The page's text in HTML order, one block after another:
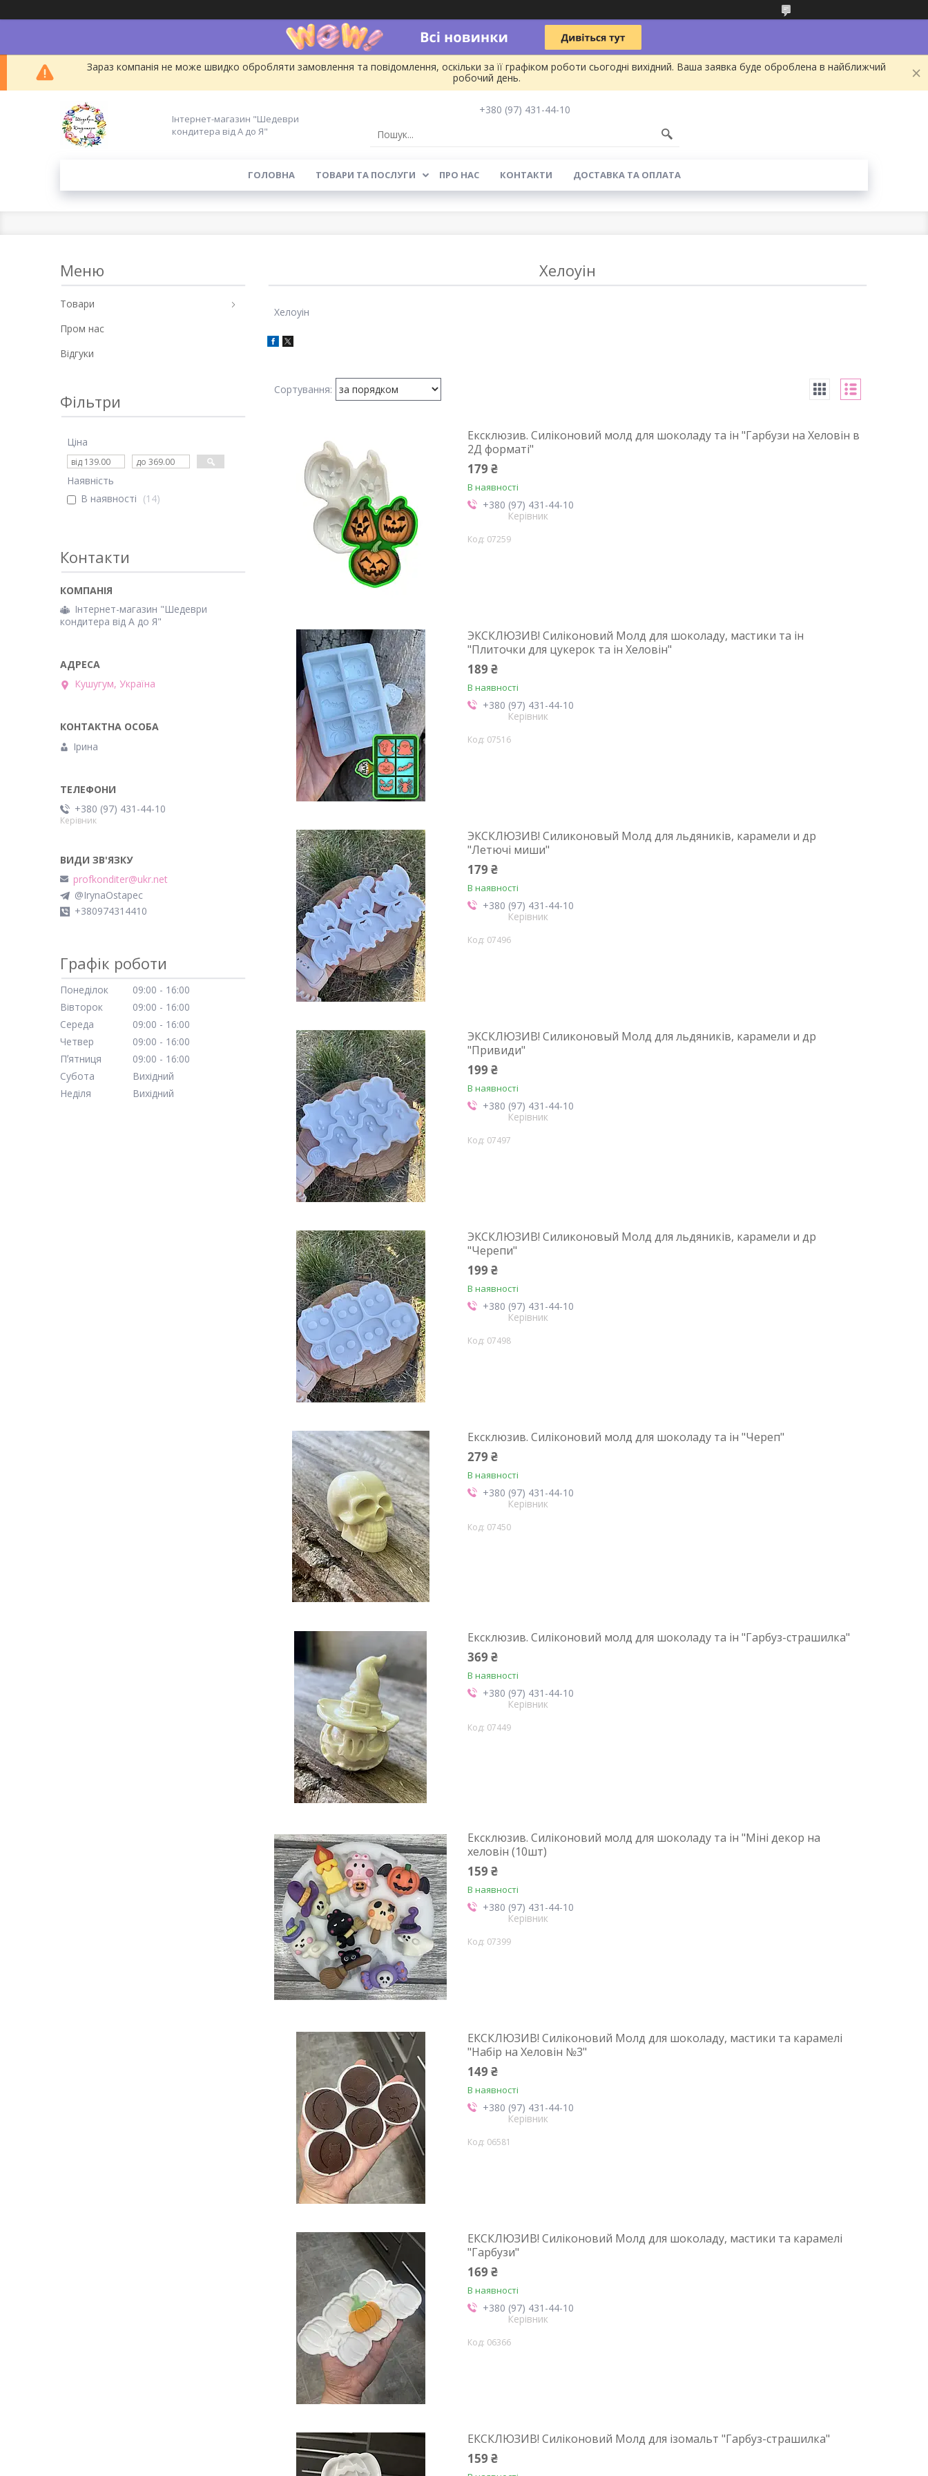
Зараз компанія не може швидко обробляти замовлення та повідомлення, оскільки за її графіком роботи сьогодні вихідний. Ваша заявка буде оброблена в найближчий
робочий день.
Інтернет-магазин "Шедеври
кондитера від А до Я"
+380 (97) 431-44-10
ГОЛОВНА ТОВАРИ ТА ПОСЛУГИ ПРО НАС КОНТАКТИ ДОСТАВКА ТА ОПЛАТА
Хелоуін
Хелоуін
Ексклюзив. Силіконовий молд для шоколаду та ін "Гарбузи на Хеловін в
2Д форматі"
179 ₴
В наявності
+380 (97) 431-44-10
Керівник
07259
ЭКСКЛЮЗИВ! Силіконовий Молд для шоколаду, мастики та ін
"Плиточки для цукерок та ін Хеловін"
189 ₴
В наявності
+380 (97) 431-44-10
Керівник
07516
ЭКСКЛЮЗИВ! Силиконовый Молд для льдяників, карамели и др
"Летючі миши"
179 ₴
В наявності
+380 (97) 431-44-10
Керівник
07496
ЭКСКЛЮЗИВ! Силиконовый Молд для льдяників, карамели и др
"Привиди"
199 ₴
В наявності
+380 (97) 431-44-10
Керівник
07497
ЭКСКЛЮЗИВ! Силиконовый Молд для льдяників, карамели и др
"Черепи"
199 ₴
В наявності
+380 (97) 431-44-10
Керівник
07498
Ексклюзив. Силіконовий молд для шоколаду та ін "Череп"
279 ₴
В наявності
+380 (97) 431-44-10
Керівник
07450
Ексклюзив. Силіконовий молд для шоколаду та ін "Гарбуз-страшилка"
369 ₴
В наявності
+380 (97) 431-44-10
Керівник
07449
Ексклюзив. Силіконовий молд для шоколаду та ін "Міні декор на
хеловін (10шт)
159 ₴
В наявності
+380 (97) 431-44-10
Керівник
07399
ЕКСКЛЮЗИВ! Силіконовий Молд для шоколаду, мастики та карамелі
"Набір на Хеловін №3"
149 ₴
В наявності
+380 (97) 431-44-10
Керівник
06581
ЕКСКЛЮЗИВ! Силіконовий Молд для шоколаду, мастики та карамелі
"Гарбузи"
169 ₴
В наявності
+380 (97) 431-44-10
Керівник
06366
ЕКСКЛЮЗИВ! Силіконовий Молд для ізомальт "Гарбуз-страшилка"
159 ₴
Товари
Пром нас
Відгуки
Фільтри
Ціна
Наявність
В наявності
14
Контакти
Інтернет-магазин "Шедеври
кондитера від А до Я"
Кушугум, Україна
Ірина
+380 (97) 431-44-10
Керівник
profkonditer@ukr.net
@IrynaOstapec
+380974314410
Графік роботи
Понеділок 09:00
16:00
Вівторок
09:00
16:00
Середа
09:00
16:00
Четвер
09:00
16:00
Пʼятниця
09:00
16:00
Субота
Вихідний
Неділя
Вихідний